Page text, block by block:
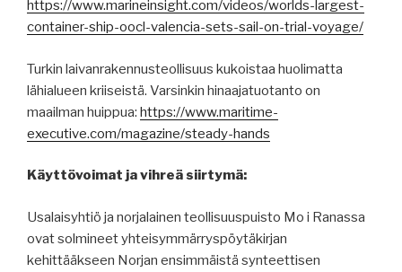
https://www.marineinsight.com/videos/worlds-largest-
container-ship-oocl-valencia-sets-sail-on-trial-voyage/
Turkin laivanrakennusteollisuus kukoistaa huolimatta
lähialueen kriiseistä. Varsinkin hinaajatuotanto on
maailman huippua: https://www.maritime-
executive.com/magazine/steady-hands
Käyttövoimat ja vihreä siirtymä:
Usalaisyhtiö ja norjalainen teollisuuspuisto Mo i Ranassa
ovat solmineet yhteisymmärryspöytäkirjan
kehittääkseen Norjan ensimmäistä synteettisen